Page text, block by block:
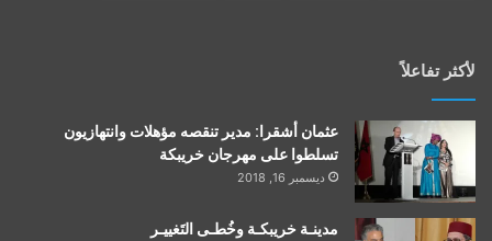
لأكثر تفاعلاً
عثمان أشقرا: مدير تنقصه مؤهلات وانتهازيون
تسلطوا على مهرجان خريبكة
ديسمبر 16, 2018
مدينـة خريبكـة وخُطـى التَغييـر